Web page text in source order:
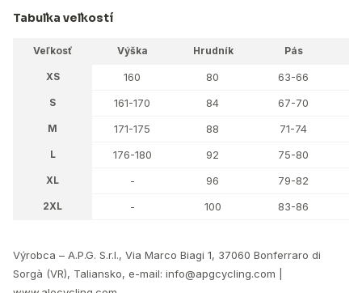
Tabuľka veľkostí
Veľkosť Výška Hrudník Pás
XS 160 80 63-66
S 161-170 84 67-70
M 171-175 88 71-74
L 176-180 92 75-80
XL - 96 79-82
2XL - 100 83-86
Výrobca – A.P.G. S.r.l., Via Marco Biagi 1, 37060 Bonferraro di
Sorgà (VR), Taliansko, e-mail: info@apgcycling.com |